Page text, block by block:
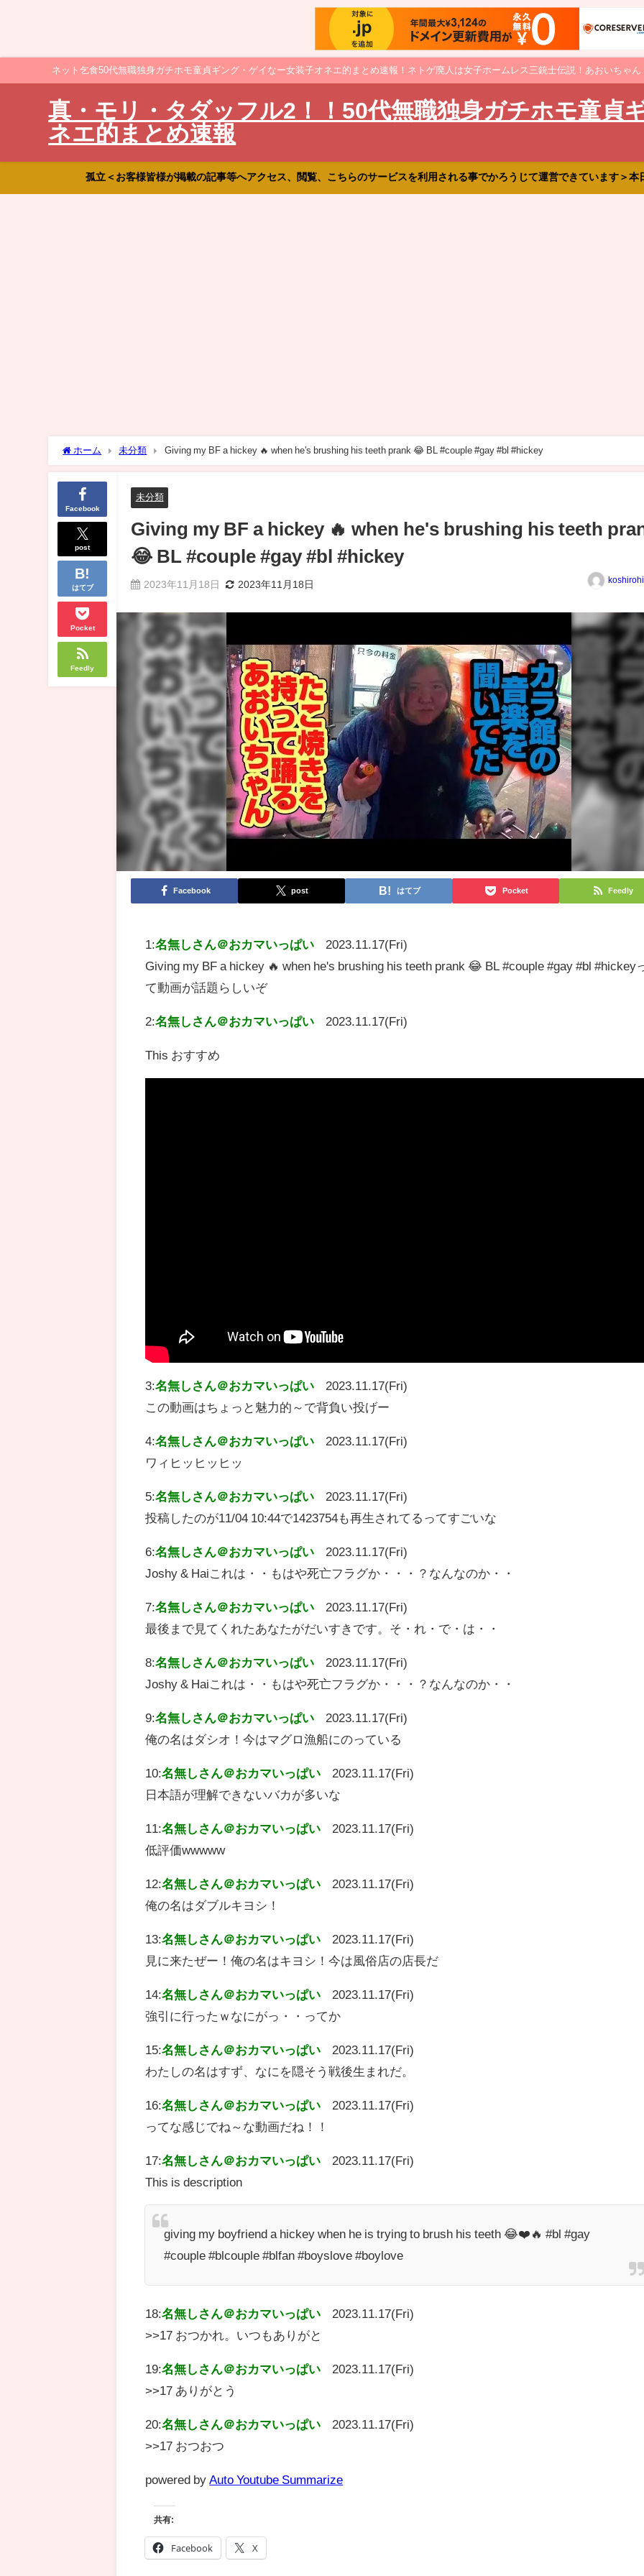
ネット乞食50代無職独身ガチホモ童貞ギング・ゲイなー女装子オネエ的まとめ速報！ネトゲ廃人は女子ホームレス三銃士伝説！あおいちゃ
真・モリ・タダッフル2！！50代無職独身ガチホモ童貞
ネエ的まとめ速報
孤立＜お客様皆様が掲載の記事等へアクセス、閲覧、こちらのサービスを利用される事でかろうじて運営できています＞
ホーム 未分類 Giving my BF a hickey 🔥 when he's brushing his teeth prank 😂 BL #couple #gay #bl #hickey
Facebook
post
はてブ
Pocket
Feedly
未分類
Giving my BF a hickey 🔥 when he's brushing his teeth
😂 BL #couple #gay #bl #hickey
2023年11月18日 2023年11月18日
Facebook post はてブ Pocket Feedly
1:名無しさん＠おカマいっぱい
2023.11.17(Fri)
Giving my BF a hickey 🔥 when he's brushing his teeth prank 😂 BL #couple #gay #bl #hickey
て動画が話題らしいぞ
2:名無しさん＠おカマいっぱい 2023.11.17(Fri)
This おすすめ
3:名無しさん＠おカマいっぱい
2023.11.17(Fri)
この動画はちょっと魅力的～で背負い投げー
4:名無しさん＠おカマいっぱい
2023.11.17(Fri)
ワィヒッヒッヒッ
5:名無しさん＠おカマいっぱい
2023.11.17(Fri)
投稿したのが11/04 10:44で1423754も再生されてるってすごいな
6:名無しさん＠おカマいっぱい
2023.11.17(Fri)
Joshy & Haiこれは・・もはや死亡フラグか・・・？なんなのか・・
7:名無しさん＠おカマいっぱい
2023.11.17(Fri)
最後まで見てくれたあなたがだいすきです。そ・れ・で・は・・
8:名無しさん＠おカマいっぱい
2023.11.17(Fri)
Joshy & Haiこれは・・もはや死亡フラグか・・・？なんなのか・・
9:名無しさん＠おカマいっぱい
2023.11.17(Fri)
俺の名はダシオ！今はマグロ漁船にのっている
10:名無しさん＠おカマいっぱい
2023.11.17(Fri)
日本語が理解できないバカが多いな
11:名無しさん＠おカマいっぱい
2023.11.17(Fri)
低評価wwwww
12:名無しさん＠おカマいっぱい
2023.11.17(Fri)
俺の名はダブルキヨシ！
13:名無しさん＠おカマいっぱい
2023.11.17(Fri)
見に来たぜー！俺の名はキヨシ！今は風俗店の店長だ
14:名無しさん＠おカマいっぱい
2023.11.17(Fri)
強引に行ったｗなにがっ・・ってか
15:名無しさん＠おカマいっぱい
2023.11.17(Fri)
わたしの名はすず、なにを隠そう戦後生まれだ。
16:名無しさん＠おカマいっぱい
2023.11.17(Fri)
ってな感じでね～な動画だね！！
17:名無しさん＠おカマいっぱい
2023.11.17(Fri)
This is description
giving my boyfriend a hickey when he is trying to brush his teeth 😂❤️🔥 #bl #gay
#couple #blcouple #blfan #boyslove #boylove
18:名無しさん＠おカマいっぱい
2023.11.17(Fri)
>>17 おつかれ。いつもありがと
19:名無しさん＠おカマいっぱい
2023.11.17(Fri)
>>17 ありがとう
20:名無しさん＠おカマいっぱい
2023.11.17(Fri)
>>17 おつおつ
powered by Auto Youtube Summarize
共有:
Facebook X